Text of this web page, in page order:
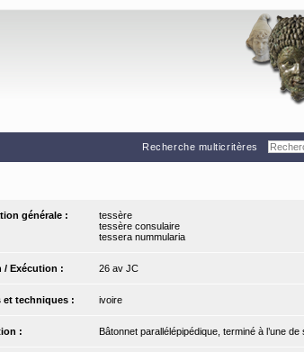
Recherche multicritères
générale :
tessère
tessère consulaire
tessera nummularia
/ Exécution : 26 av JC
et techniques : ivoire
: Bâtonnet parallélépipédique, terminé à l’une